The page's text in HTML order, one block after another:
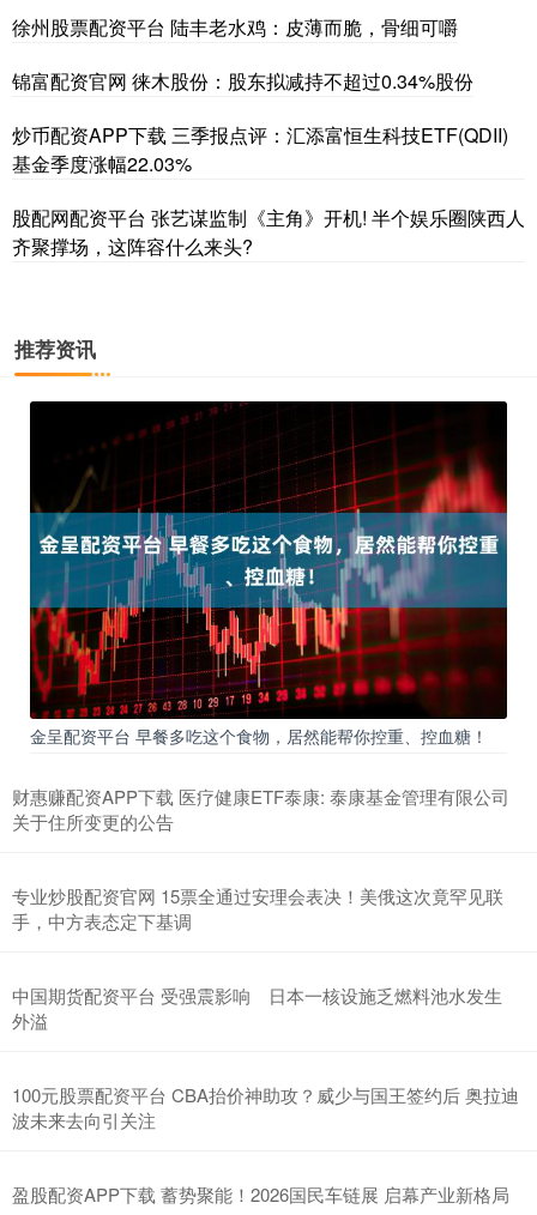
徐州股票配资平台 陆丰老水鸡：皮薄而脆，骨细可嚼
锦富配资官网 徕木股份：股东拟减持不超过0.34%股份
炒币配资APP下载 三季报点评：汇添富恒生科技ETF(QDII)
基金季度涨幅22.03%
股配网配资平台 张艺谋监制《主角》开机! 半个娱乐圈陕西人
齐聚撑场，这阵容什么来头?
推荐资讯
金呈配资平台 早餐多吃这个食物，居然能帮你控重、控血糖！
财惠赚配资APP下载 医疗健康ETF泰康: 泰康基金管理有限公司
关于住所变更的公告
专业炒股配资官网 15票全通过安理会表决！美俄这次竟罕见联
手，中方表态定下基调
中国期货配资平台 受强震影响 日本一核设施乏燃料池水发生
外溢
100元股票配资平台 CBA抬价神助攻？威少与国王签约后 奥拉迪
波未来去向引关注
盈股配资APP下载 蓄势聚能！2026国民车链展 启幕产业新格局